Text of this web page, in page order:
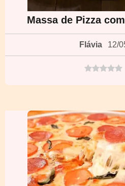
Massa de Pizza
Flávia 12/